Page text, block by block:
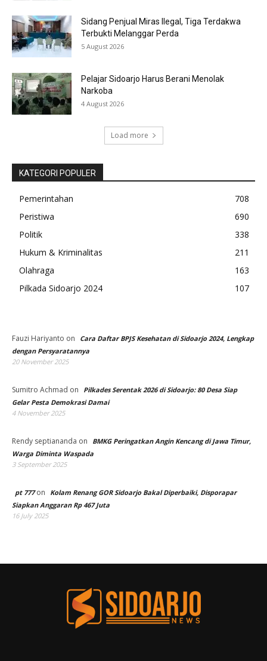
Sidang Penjual Miras Ilegal, Tiga Terdakwa
Terbukti Melanggar Perda
5 August 2026
Pelajar Sidoarjo Harus Berani Menolak
Narkoba
4 August 2026
Load more
KATEGORI POPULER
Pemerintahan
708
Peristiwa
690
Politik
338
Hukum & Kriminalitas
211
Olahraga
163
Pilkada Sidoarjo 2024
107
Fauzi Hariyanto on
Cara Daftar BPJS Kesehatan di Sidoarjo 2024, Lengkap
dengan Persyaratannya
20 November 2025
Sumitro Achmad on
Pilkades Serentak 2026 di Sidoarjo: 80 Desa Siap
Gelar Pesta Demokrasi Damai
4 November 2025
Rendy septiananda on
BMKG Peringatkan Angin Kencang di Jawa Timur,
Warga Diminta Waspada
3 September 2025
pt 777on
Kolam Renang GOR Sidoarjo Bakal Diperbaiki, Disporapar
Siapkan Anggaran Rp 467 Juta
16 July 2025